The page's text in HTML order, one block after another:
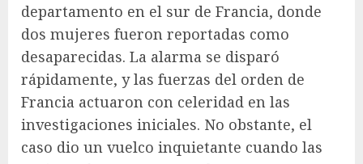
departamento en el sur de Francia, donde
dos mujeres fueron reportadas como
desaparecidas. La alarma se disparó
rápidamente, y las fuerzas del orden de
Francia actuaron con celeridad en las
investigaciones iniciales. No obstante, el
caso dio un vuelco inquietante cuando las